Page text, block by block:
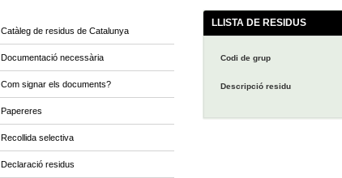
Catàleg de residus de Catalunya
Documentació necessària
Com signar els documents?
Papereres
Recollida selectiva
Declaració residus
LLISTA DE RESIDUS
Codi de grup
Descripció residu